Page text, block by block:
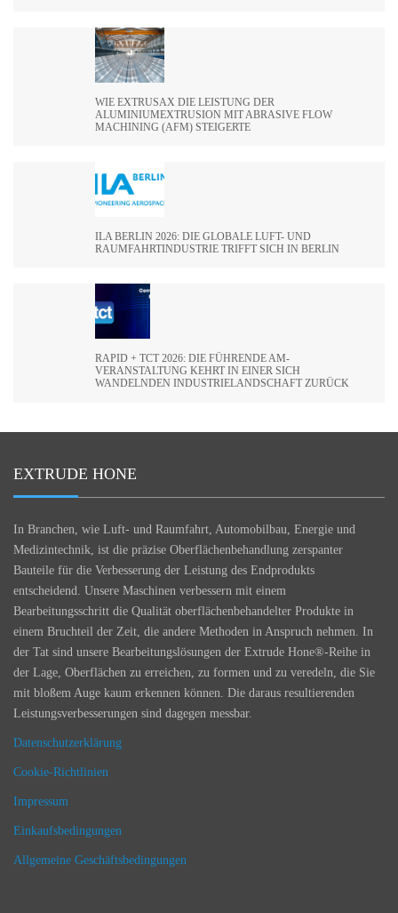
WIE EXTRUSAX DIE LEISTUNG DER
ALUMINIUMEXTRUSION MIT ABRASIVE FLOW
MACHINING (AFM) STEIGERTE
ILA BERLIN 2026: DIE GLOBALE LUFT- UND
RAUMFAHRTINDUSTRIE TRIFFT SICH IN BERLIN
RAPID + TCT 2026: DIE FÜHRENDE AM-
VERANSTALTUNG KEHRT IN EINER SICH
WANDELNDEN INDUSTRIELANDSCHAFT ZURÜCK
EXTRUDE HONE
In Branchen, wie Luft- und Raumfahrt, Automobilbau, Energie und
Medizintechnik, ist die präzise Oberflächenbehandlung zerspanter
Bauteile für die Verbesserung der Leistung des Endprodukts
entscheidend. Unsere Maschinen verbessern mit einem
Bearbeitungsschritt die Qualität oberflächenbehandelter Produkte in
einem Bruchteil der Zeit, die andere Methoden in Anspruch nehmen. In
der Tat sind unsere Bearbeitungslösungen der Extrude Hone®-Reihe in
der Lage, Oberflächen zu erreichen, zu formen und zu veredeln, die Sie
mit bloßem Auge kaum erkennen können. Die daraus resultierenden
Leistungsverbesserungen sind dagegen messbar.
Datenschutzerklärung
Cookie-Richtlinien
Impressum
Einkaufsbedingungen
Allgemeine Geschäftsbedingungen